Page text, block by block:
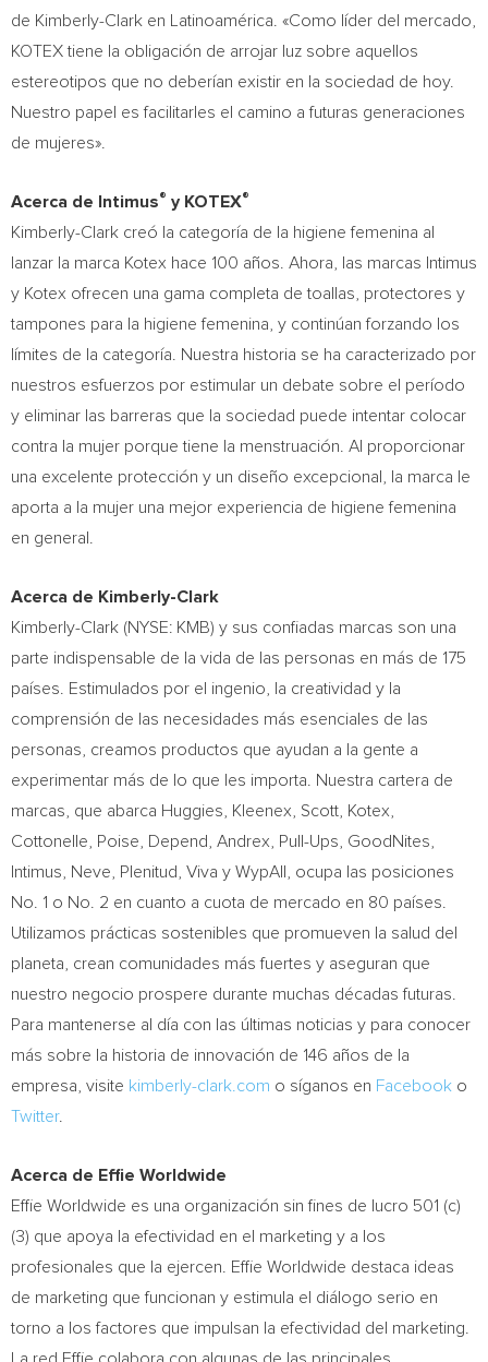
de Kimberly-Clark en Latinoamérica. «Como líder del mercado,
KOTEX tiene la obligación de arrojar luz sobre aquellos
estereotipos que no deberían existir en la sociedad de hoy.
Nuestro papel es facilitarles el camino a futuras generaciones
de mujeres».
Acerca de Intimus® y KOTEX®
Kimberly-Clark creó la categoría de la higiene femenina al
lanzar la marca Kotex hace 100 años. Ahora, las marcas Intimus
y Kotex ofrecen una gama completa de toallas, protectores y
tampones para la higiene femenina, y continúan forzando los
límites de la categoría. Nuestra historia se ha caracterizado por
nuestros esfuerzos por estimular un debate sobre el período
y eliminar las barreras que la sociedad puede intentar colocar
contra la mujer porque tiene la menstruación. Al proporcionar
una excelente protección y un diseño excepcional, la marca le
aporta a la mujer una mejor experiencia de higiene femenina
en general.
Acerca de Kimberly-Clark
Kimberly-Clark (NYSE: KMB) y sus confiadas marcas son una
parte indispensable de la vida de las personas en más de 175
países. Estimulados por el ingenio, la creatividad y la
comprensión de las necesidades más esenciales de las
personas, creamos productos que ayudan a la gente a
experimentar más de lo que les importa. Nuestra cartera de
marcas, que abarca Huggies, Kleenex, Scott, Kotex,
Cottonelle, Poise, Depend, Andrex, Pull-Ups, GoodNites,
Intimus, Neve, Plenitud, Viva y WypAll, ocupa las posiciones
No. 1 o No. 2 en cuanto a cuota de mercado en 80 países.
Utilizamos prácticas sostenibles que promueven la salud del
planeta, crean comunidades más fuertes y aseguran que
nuestro negocio prospere durante muchas décadas futuras.
Para mantenerse al día con las últimas noticias y para conocer
más sobre la historia de innovación de 146 años de la
empresa, visite kimberly-clark.com o síganos en Facebook o
Twitter.
Acerca de Effie Worldwide
Effie Worldwide es una organización sin fines de lucro 501 (c)
(3) que apoya la efectividad en el marketing y a los
profesionales que la ejercen. Effie Worldwide destaca ideas
de marketing que funcionan y estimula el diálogo serio en
torno a los factores que impulsan la efectividad del marketing.